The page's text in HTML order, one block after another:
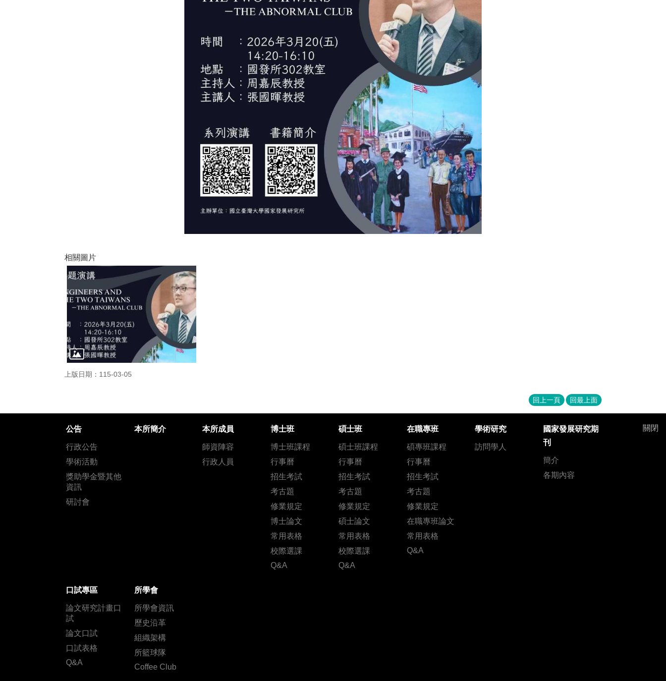
相關圖片
上版日期：115-03-05
回上一頁 回最上面
關閉
公告
行政公告
學術活動
獎助學金暨其他
資訊
研討會
本所簡介 本所成員
師資陣容
行政人員
博士班
博士班課程
行事曆
招生考試
考古題
修業規定
博士論文
常用表格
校際選課
Q&A
碩士班
碩士班課程
行事曆
招生考試
考古題
修業規定
碩士論文
常用表格
校際選課
Q&A
在職專班
碩專班課程
行事曆
招生考試
考古題
修業規定
在職專班論文
常用表格
Q&A
學術研究
訪問學人
國家發展研究期
刊
簡介
各期內容
口試專區
論文研究計畫口
試
論文口試
口試表格
Q&A
所學會
所學會資訊
歷史沿革
組織架構
所籃球隊
Coffee Club